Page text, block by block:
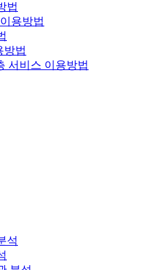
법
용방법
방법
서비스 이용방법
석